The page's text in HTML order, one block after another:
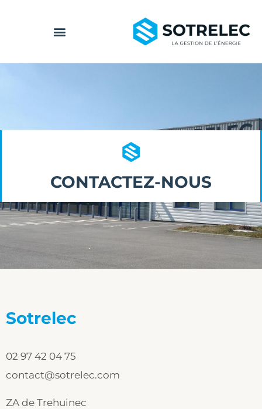
CONTACTEZ-NOUS
Sotrelec
02 97 42 04 75
contact@sotrelec.com
ZA de Trehuinec